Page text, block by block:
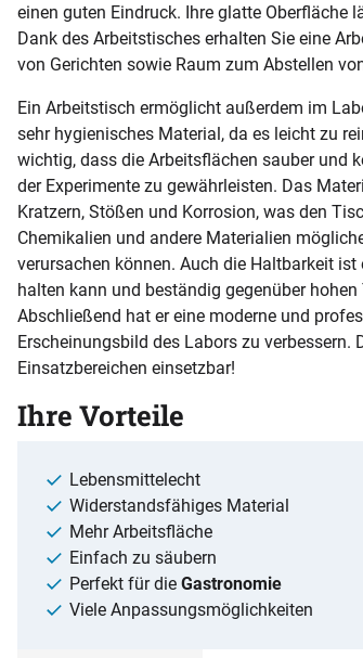
einen guten Eindruck. Ihre glatte Oberfläche
Dank des Arbeitstisches erhalten Sie eine
von Gerichten sowie Raum zum Abstellen
Ein Arbeitstisch ermöglicht außerdem im
sehr hygienisches Material, da es leicht zu
wichtig, dass die Arbeitsflächen sauber und
der Experimente zu gewährleisten. Das
Kratzern, Stößen und Korrosion, was den
Chemikalien und andere Materialien
verursachen können. Auch die Haltbarkeit
halten kann und beständig gegenüber
Abschließend hat er eine moderne und
Erscheinungsbild des Labors zu verbessern.
Einsatzbereichen einsetzbar!
Ihre Vorteile
Lebensmittelecht
Widerstandsfähiges Material
Mehr Arbeitsfläche
Einfach zu säubern
Perfekt für die Gastronomie
Viele Anpassungsmöglichkeiten